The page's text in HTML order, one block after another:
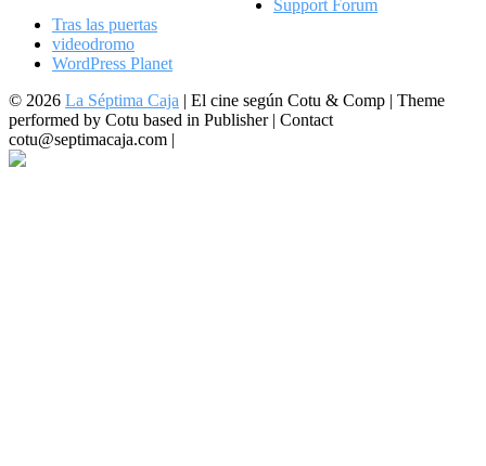
Support Forum
Tras las puertas
videodromo
WordPress Planet
© 2026 La Séptima Caja | El cine según Cotu & Comp | Theme
performed by Cotu based in Publisher | Contact
cotu@septimacaja.com |